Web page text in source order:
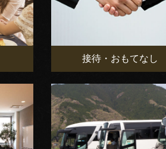
接待・おもてなし